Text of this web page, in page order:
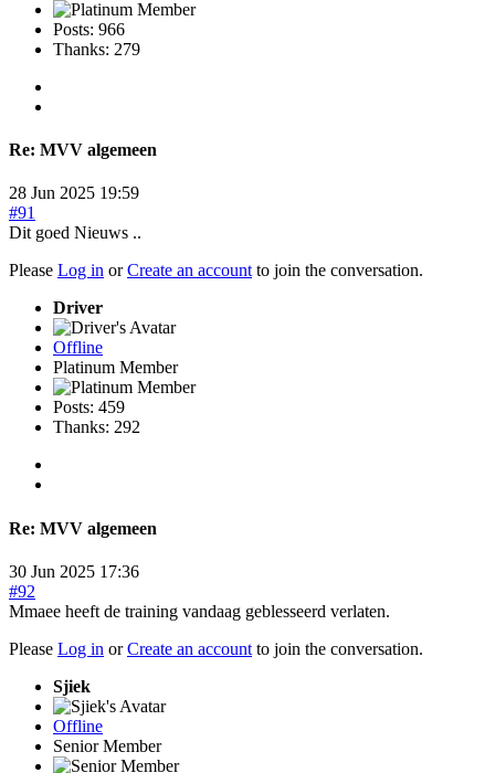
Posts: 966
Thanks: 279
Re: MVV algemeen
28 Jun 2025 19:59
#91
Dit goed Nieuws ..
Please Log in orCreate an account to join the conversation.
Driver
Offline
Platinum Member
Posts: 459
Thanks: 292
Re: MVV algemeen
30 Jun 2025 17:36
#92
Mmaee heeft de training vandaag geblesseerd verlaten.
Please Log in orCreate an account to join the conversation.
Sjiek
Offline
Senior Member